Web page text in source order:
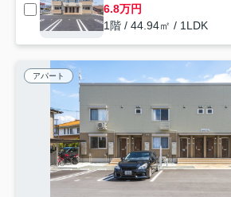
6.8万円
1階 / 44.94㎡ / 1LDK
アパート